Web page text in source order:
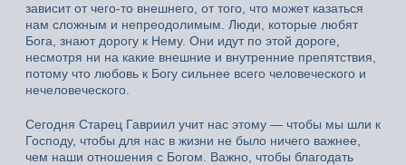
зависит от чего-то внешнего, от того, что может казаться
нам сложным и непреодолимым. Люди, которые любят
Бога, знают дорогу к Нему. Они идут по этой дороге,
несмотря ни на какие внешние и внутренние препятствия,
потому что любовь к Богу сильнее всего человеческого и
нечеловеческого.
Сегодня Старец Гавриил учит нас этому — чтобы мы шли к
Господу, чтобы для нас в жизни не было ничего важнее,
чем наши отношения с Богом. Важно, чтобы благодать